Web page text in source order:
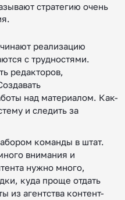
стратегию очень
реализацию
с трудностями.
редакторов,
над материалом. Как-
и следить за
команды в штат.
внимания и
нужно много,
куда проще отдать
из агентства контент-